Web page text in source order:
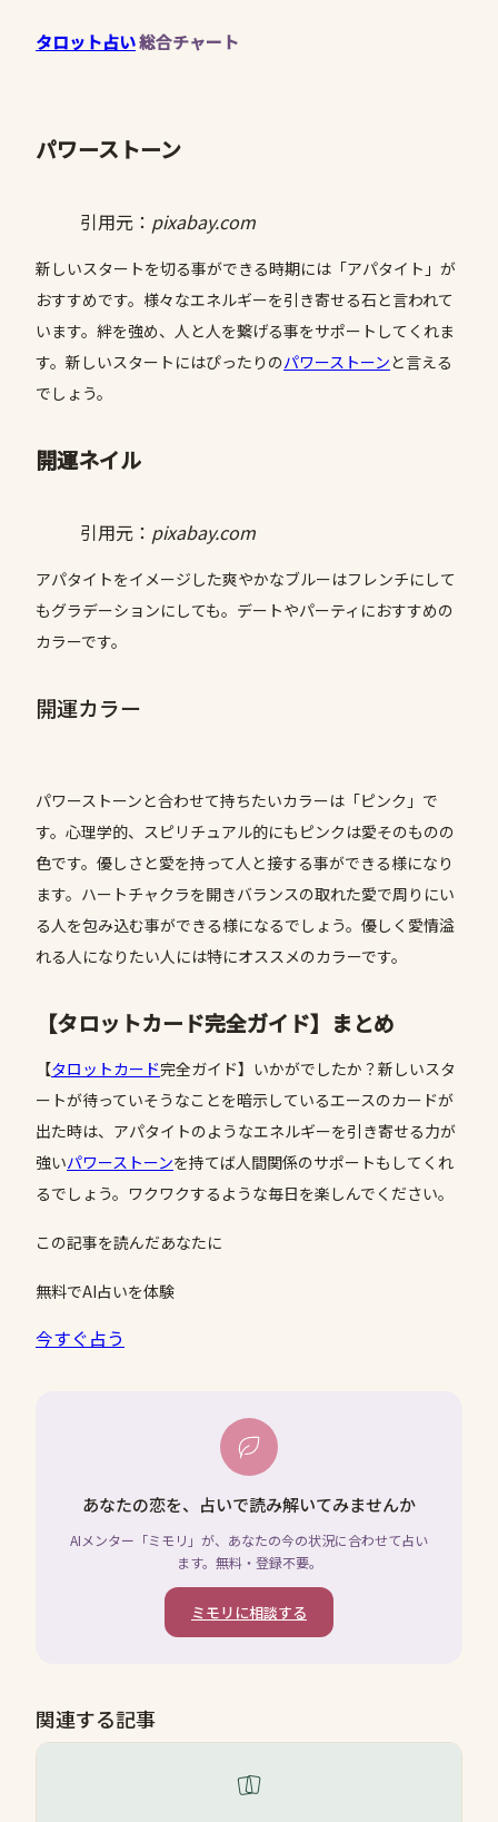
タロット占い総合チャート
パワーストーン
引用元： pixabay.com
新しいスタートを切る事ができる時期には「アパタイト」が
おすすめです。様々なエネルギーを引き寄せる石と言われて
います。絆を強め、人と人を繋げる事をサポートしてくれま
す。新しいスタートにはぴったりのパワーストーンと言える
でしょう。
開運ネイル
引用元： pixabay.com
アパタイトをイメージした爽やかなブルーはフレンチにして
もグラデーションにしても。デートやパーティにおすすめの
カラーです。
開運カラー
パワーストーンと合わせて持ちたいカラーは「ピンク」で
す。心理学的、スピリチュアル的にもピンクは愛そのものの
色です。優しさと愛を持って人と接する事ができる様になり
ます。ハートチャクラを開きバランスの取れた愛で周りにい
る人を包み込む事ができる様になるでしょう。優しく愛情溢
れる人になりたい人には特にオススメのカラーです。
【タロットカード完全ガイド】まとめ
【タロットカード完全ガイド】いかがでしたか？新しいスタ
ートが待っていそうなことを暗示しているエースのカードが
出た時は、アパタイトのようなエネルギーを引き寄せる力が
強いパワーストーンを持てば人間関係のサポートもしてくれ
るでしょう。ワクワクするような毎日を楽しんでください。
この記事を読んだあなたに
無料でAI占いを体験
今すぐ占う
あなたの恋を、占いで読み解いてみませんか
AIメンター「ミモリ」が、あなたの今の状況に合わせて占い
ます。無料・登録不要。
ミモリに相談する
関連する記事